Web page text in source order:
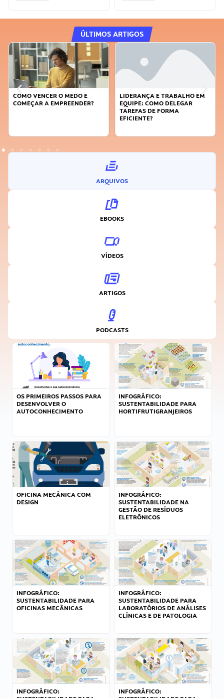
ÚLTIMOS ARTIGOS
COMO VENCER O MEDO E
COMEÇAR A EMPREENDER?
LIDERANÇA E TRABALHO EM
EQUIPE: COMO DELEGAR
TAREFAS DE FORMA
EFICIENTE?
ARQUIVOS
EBOOKS
VÍDEOS
ARTIGOS
PODCASTS
OS PRIMEIROS PASSOS PARA
DESENVOLVER O
AUTOCONHECIMENTO
INFOGRÁFICO:
SUSTENTABILIDADE PARA
HORTIFRUTIGRANJEIROS
OFICINA MECÂNICA COM
DESIGN
INFOGRÁFICO:
SUSTENTABILIDADE NA
GESTÃO DE RESÍDUOS
ELETRÔNICOS
INFOGRÁFICO:
SUSTENTABILIDADE PARA
OFICINAS MECÂNICAS
INFOGRÁFICO:
SUSTENTABILIDADE PARA
LABORATÓRIOS DE ANÁLISES
CLÍNICAS E DE PATOLOGIA
INFOGRÁFICO:
INFOGRÁFICO: